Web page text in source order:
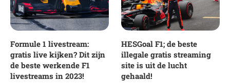
Formule 1 livestream:
gratis live kijken? Dit zijn
de beste werkende F1
livestreams in 2023!
HESGoal F1; de beste
illegale gratis streaming
site is uit de lucht
gehaald!